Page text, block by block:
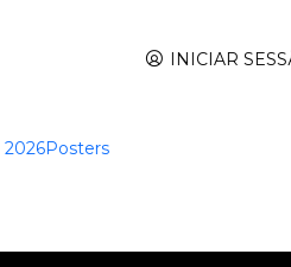
INICIAR
2026Posters